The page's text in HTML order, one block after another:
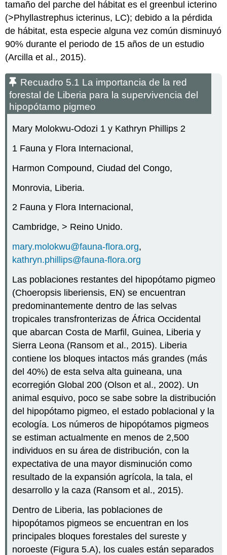
tamaño del parche del hábitat es el greenbul icterino
(>Phyllastrephus icterinus, LC); debido a la pérdida
de hábitat, esta especie alguna vez común disminuyó
90% durante el periodo de 15 años de un estudio
(Arcilla et al., 2015).
Recuadro 5.1 La importancia de la red
forestal de Liberia para la supervivencia del
hipopótamo pigmeo
Mary Molokwu-Odozi 1 y Kathryn Phillips 2
1 Fauna y Flora Internacional,
Harmon Compound, Ciudad del Congo,
Monrovia, Liberia.
2 Fauna y Flora Internacional,
Cambridge, > Reino Unido.
mary.molokwu@fauna-flora.org,
kathryn.phillips@fauna-flora.org
Las poblaciones restantes del hipopótamo pigmeo
(Choeropsis liberiensis, EN) se encuentran
predominantemente dentro de las selvas
tropicales transfronterizas de África Occidental
que abarcan Costa de Marfil, Guinea, Liberia y
Sierra Leona (Ransom et al., 2015). Liberia
contiene los bloques intactos más grandes (más
del 40%) de esta selva alta guineana, una
ecorregión Global 200 (Olson et al., 2002). Un
animal esquivo, poco se sabe sobre la distribución
del hipopótamo pigmeo, el estado poblacional y la
ecología. Los números de hipopótamos pigmeos
se estiman actualmente en menos de 2,500
individuos en su área de distribución, con la
expectativa de una mayor disminución como
resultado de la expansión agrícola, la tala, el
desarrollo y la caza (Ransom et al., 2015).
Dentro de Liberia, las poblaciones de
hipopótamos pigmeos se encuentran en los
principales bloques forestales del sureste y
noroeste (Figura 5.A), los cuales están separados